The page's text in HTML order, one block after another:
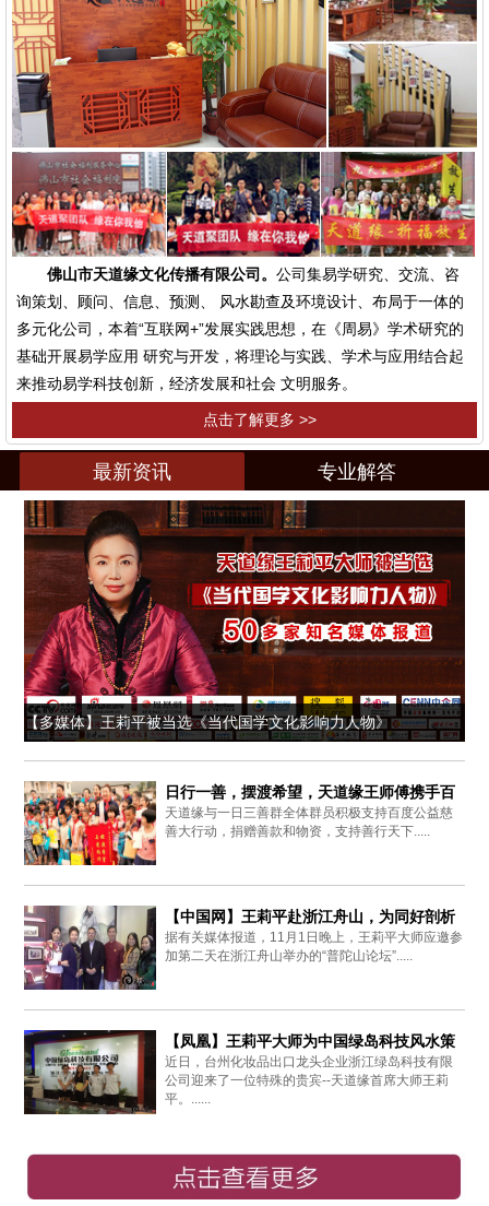
佛山市天道缘文化传播有限公司。 公司集易学研究、交流、咨
询策划、顾问、信息、预测、 风水勘查及环境设计、布局于一体的
多元化公司，本着“互联网+”发展实践思想，在《周易》学术研究的
基础开展易学应用 研究与开发，将理论与实践、学术与应用结合起
来推动易学科技创新，经济发展和社会 文明服务。
点击了解更多 >>
最新资讯 专业解答
【多媒体】王莉平被当选《当代国学文化影响力人物》
日行一善，摆渡希望，天道缘王师傅携手百
度爱心同行
天道缘与一日三善群全体群员积极支持百度公益慈
善大行动，捐赠善款和物资，支持善行天下.....
【中国网】王莉平赴浙江舟山，为同好剖析
周易思想
据有关媒体报道，11月1日晚上，王莉平大师应邀参
加第二天在浙江舟山举办的“普陀山论坛”.....
【凤凰】王莉平大师为中国绿岛科技风水策
划布局
近日，台州化妆品出口龙头企业浙江绿岛科技有限
公司迎来了一位特殊的贵宾--天道缘首席大师王莉
平。......